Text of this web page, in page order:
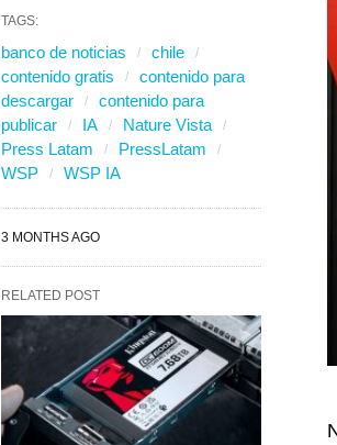
TAGS:
banco de noticias
chile
contenido gratis
contenido para
descargar
contenido para
publicar
IA
Nature Vista
Press Latam
PressLatam
WSP
WSP IA
3 MONTHS AGO
RELATED POST